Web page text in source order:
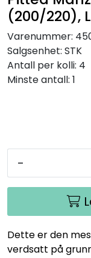
(200/220),
Varenummer:
Salgsenhet: STK
Antall per kolli: 4
Minste antall: 1
-
Dette er den
verdsatt på